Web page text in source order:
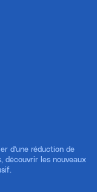
d'une réduction de
découvrir les nouveaux